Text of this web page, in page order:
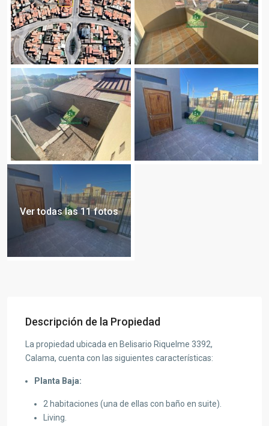
Ver todas las 11 fotos
Descripción de la Propiedad
La propiedad ubicada en Belisario Riquelme 3392,
Calama, cuenta con las siguientes características:
Planta Baja:
2 habitaciones (una de ellas con baño en suite).
Living.